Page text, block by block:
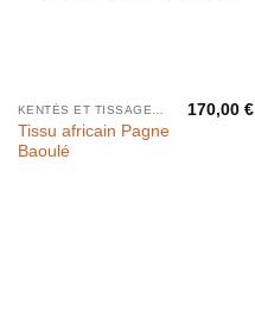
KENTÉS ET TISSAGES PAR BANDES
Tissu africain Pagne
Baoulé
170,00€